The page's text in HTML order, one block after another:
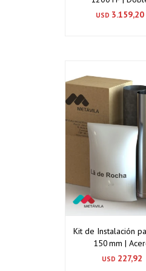
USD 3.159,20
Kit de Instalación
150 mm |
USD 227,92